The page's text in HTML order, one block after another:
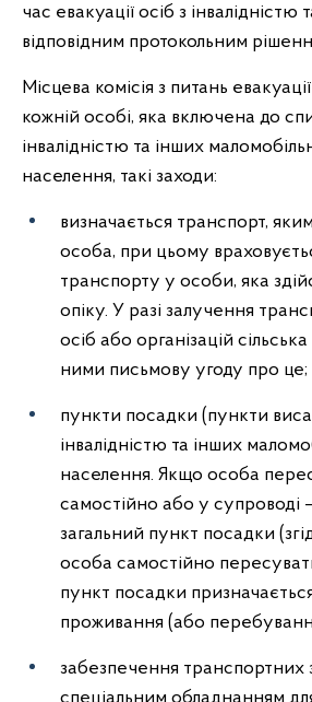
час евакуації осіб з
відповідним протокольним
Місцева комісія з питань
кожній особі, яка включена до
інвалідністю та інших
населення, такі заходи:
визначається транспорт,
особа, при цьому
транспорту у особи, яка
опіку. У разі залучення
осіб або організацій
ними письмову угоду про це;
пункти посадки (пункти
інвалідністю та інших
населення. Якщо особа
самостійно або у супроводі
загальний пункт посадки
особа самостійно
пункт посадки
проживання (або
забезпечення транспортних